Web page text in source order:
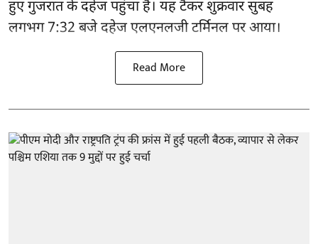
हुए गुजरात के दहेज पहुंचा है। यह टैंकर शुक्रवार सुबह
लगभग 7:32 बजे दहेज एलएनलजी टर्मिनल पर आया।
Read More